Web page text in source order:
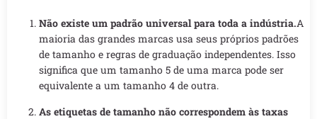
Não existe um padrão universal para toda a indústria.A
maioria das grandes marcas usa seus próprios padrões
de tamanho e regras de graduação independentes. Isso
significa que um tamanho 5 de uma marca pode ser
equivalente a um tamanho 4 de outra.
As etiquetas de tamanho não correspondem às taxas